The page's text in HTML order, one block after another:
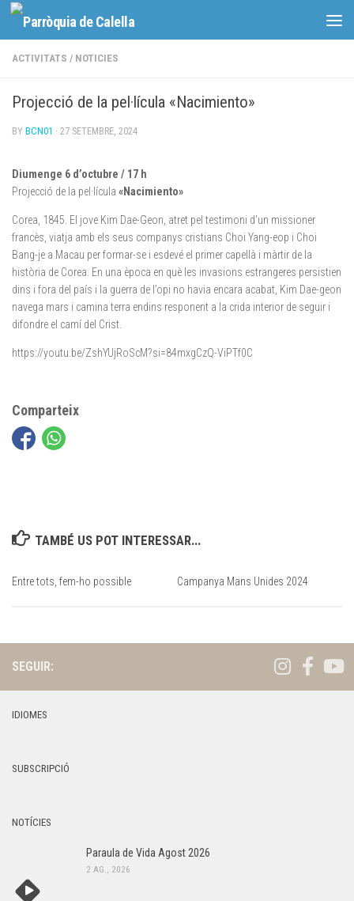
Skip to content
ACTIVITATS / NOTICIES
Projecció de la pel·lícula «Nacimiento»
BY BCN01 · 27 SETEMBRE, 2024
Diumenge 6 d’octubre / 17 h
Projecció de la pel·lícula «Nacimiento»
Corea, 1845. El jove Kim Dae-Geon, atret pel testimoni d’un missioner
francès, viatja amb els seus companys cristians Choi Yang-eop i Choi
Bang-je a Macau per formar-se i esdevé el primer capellà i màrtir de la
història de Corea. En una època en què les invasions estrangeres persistien
dins i fora del país i la guerra de l’opi no havia encara acabat, Kim Dae-geon
navega mars i camina terra endins responent a la crida interior de seguir i
difondre el camí del Crist.
https://youtu.be/ZshYUjRoScM?si=84mxgCzQ-ViPTf0C
Comparteix
TAMBÉ US POT INTERESSAR...
Entre tots, fem-ho possible Campanya Mans Unides 2024
SEGUIR:
IDIOMES
SUBSCRIPCIÓ
NOTÍCIES
Paraula de Vida Agost 2026
2 AG., 2026